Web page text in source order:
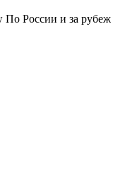
По России и за рубеж